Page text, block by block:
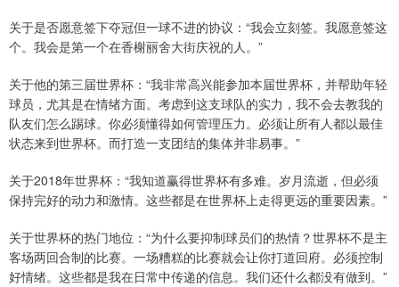
关于是否愿意签下夺冠但一球不进的协议：“我会立刻签。我愿意签这
个。我会是第一个在香榭丽舍大街庆祝的人。”
关于他的第三届世界杯：“我非常高兴能参加本届世界杯，并帮助年轻
球员，尤其是在情绪方面。考虑到这支球队的实力，我不会去教我的
队友们怎么踢球。你必须懂得如何管理压力。必须让所有人都以最佳
状态来到世界杯。而打造一支团结的集体并非易事。”
关于2018年世界杯：“我知道赢得世界杯有多难。岁月流逝，但必须
保持完好的动力和激情。这些都是在世界杯上走得更远的重要因素。”
关于世界杯的热门地位：“为什么要抑制球员们的热情？世界杯不是主
客场两回合制的比赛。一场糟糕的比赛就会让你打道回府。必须控制
好情绪。这些都是我在日常中传递的信息。我们还什么都没有做到。”